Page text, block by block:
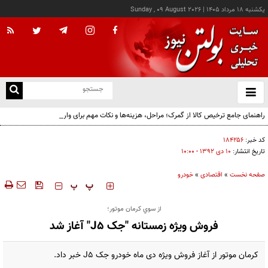
يکشنبه ۱۸ مرداد ۱۴۰۵ |
Sunday , 09 August 2026
باز
و
راهنمای جامع ترخیص کالا از گمرک؛ مراحل، هزینه‌ها و نکات مهم برای واردکنندگان
کد خبر: ۱۸۴۲۵۶
تاریخ انتشار: ۱۰ دی ۱۳۹۲ - ۱۰:۰۰
صفحه نخست » اقتصادی »خودرو
‍‍‍ پ پ
از سوي كرمان موتور؛
فروش ویژه زمستانه "جک J5" آغاز شد
کرمان موتور از آغاز فروش ویژه دی ماه خودرو جک J5 خبر داد.